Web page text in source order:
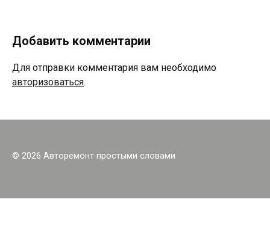
Добавить комментарии
Для отправки комментария вам необходимо
авторизоваться.
© 2026 Авторемонт простыми словами